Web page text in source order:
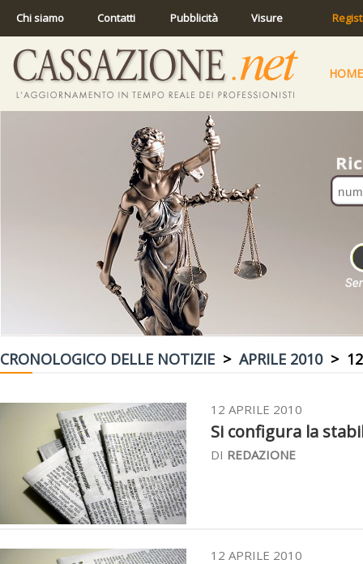
Chi siamo Contatti Pubblicità Visure
HOME
CRONOLOGICO DELLE NOTIZIE > APRILE 2010> 12
12 APRILE 2010
Si configura la
DI REDAZIONE
12 APRILE 2010